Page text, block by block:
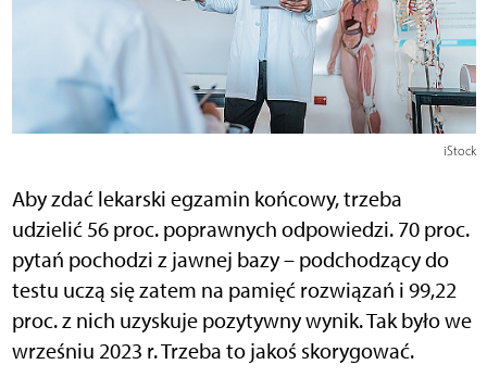
iStock
Aby zdać lekarski egzamin końcowy, trzeba
udzielić 56 proc. poprawnych odpowiedzi. 70 proc.
pytań pochodzi z jawnej bazy – podchodzący do
testu uczą się zatem na pamięć rozwiązań i 99,22
proc. z nich uzyskuje pozytywny wynik. Tak było we
wrześniu 2023 r. Trzeba to jakoś skorygować.